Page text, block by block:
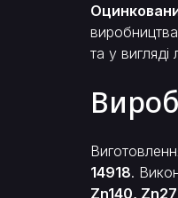
та у
14918.
Zn140,